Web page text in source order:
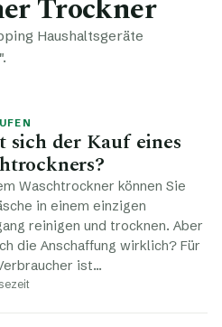
Trockner
Haushaltsgeräte
sich der Kauf eines
Waschtrockner können Sie
in einem einzigen
reinigen und trocknen. Aber
die Anschaffung wirklich? Für
ist…